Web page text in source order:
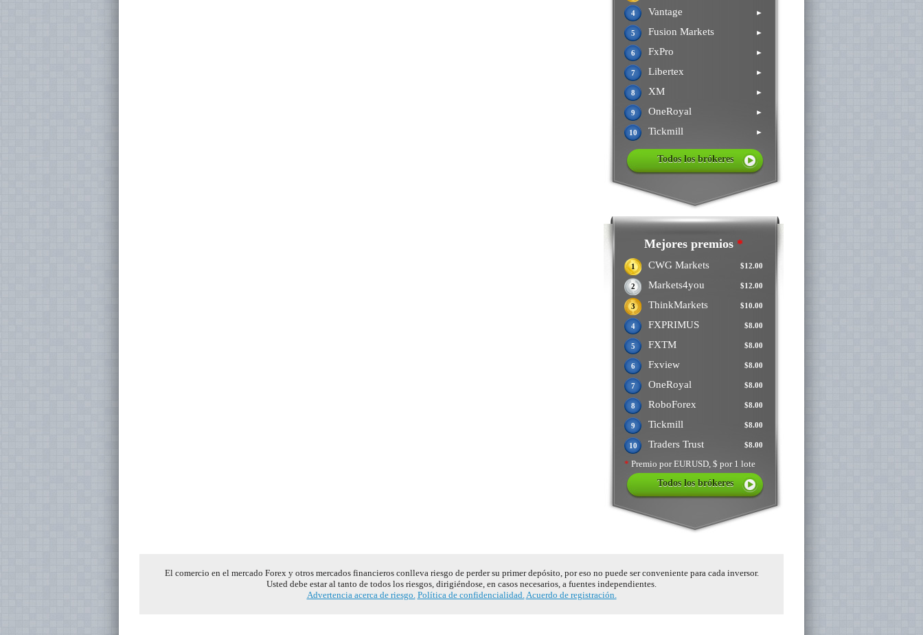
4 Vantage ►
5 Fusion Markets ►
6 FxPro ►
7 Libertex ►
8 XM ►
9 OneRoyal ►
10 Tickmill ►
Todos los brókeres
Mejores premios *
$12.00
1 CWG Markets
$12.00
2 Markets4you
$10.00
3 ThinkMarkets
$8.00
4 FXPRIMUS
$8.00
5 FXTM
$8.00
6 Fxview
$8.00
7 OneRoyal
$8.00
8 RoboForex
$8.00
9 Tickmill
$8.00
10 Traders Trust
* Premio por EURUSD, $ por 1 lote
Todos los brókeres
El comercio en el mercado Forex y otros mercados financieros conlleva riesgo de perder su primer depósito, por eso no puede ser conveniente para cada inversor.
Usted debe estar al tanto de todos los riesgos, dirigiéndose, en casos necesarios, a fuentes independientes.
Advertencia acerca de riesgo. Política de confidencialidad.Acuerdo de registración.